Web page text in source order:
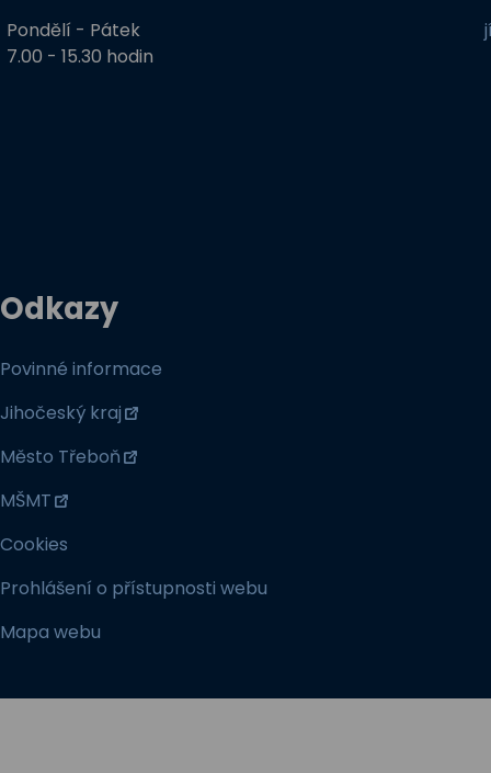
Pondělí - Pátek
7.00 - 15.30 hodin
Odkazy
Povinné informace
Jihočeský kraj
Město Třeboň
MŠMT
Cookies
Prohlášení o přístupnosti webu
Mapa webu